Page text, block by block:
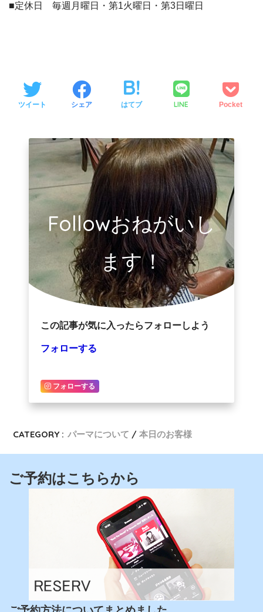
■定休日 毎週月曜日・第1火曜日・第3日曜日
ツイート シェア はてブ LINE Pocket
Followおねがいし
ます！
この記事が気に入ったらフォローしよう
フォローする
フォローする
CATEGORY : パーマについて 本日のお客様
ご予約はこちらから